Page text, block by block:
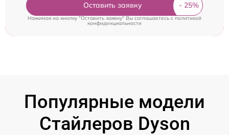
Оставить заявку
Нажимая на кнопку "Оставить заявку" Вы соглашаетесь cполитикой
конфиденциальности
Популярные модели
Стайлеров Dyson